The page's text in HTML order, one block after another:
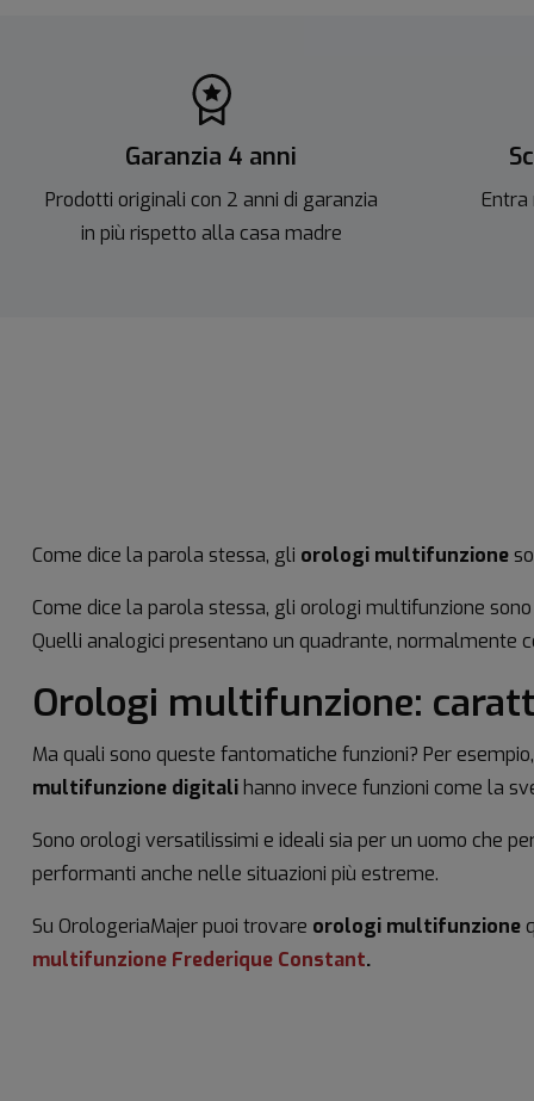
Garanzia 4 anni
Prodotti originali con 2 anni di garanzia
in più rispetto alla casa madre
Entra
Come dice la parola stessa, gli orologi multifunzione
Come dice la parola stessa, gli orologi multifunzione
Quelli analogici presentano un quadrante, normalmente
Orologi multifunzione:
Ma quali sono queste fantomatiche funzioni? Per
multifunzione digitalihanno invece funzioni come la
Sono orologi versatilissimi e ideali sia per un uomo che
performanti anche nelle situazioni più estreme.
Su OrologeriaMajer puoi trovare orologi multifunzione
multifunzione Frederique Constant.